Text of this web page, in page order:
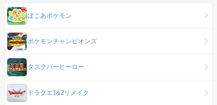
ぽこあポケモン
ポケモンチャンピオンズ
タスクバーヒーロー
ドラクエ1&2リメイク